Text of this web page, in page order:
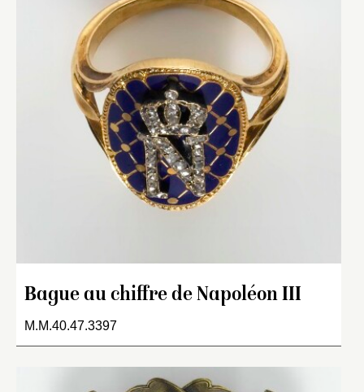
Bague au chiffre de Napoléon III
M.M.40.47.3397